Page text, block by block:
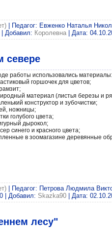
| Педагог: Евженко Наталья
| Добавил: Королевна | Дата:
севере
работы использовались материалы:
горшочек для цветов;
материал (листья березы и
конструктор и зубочистки;
ножницы;
голубого цвета;
дырокол;
синего и красного цвета;
в зоомагазине деревянные
| Педагог: Петрова Людмила
| Добавил: Skazka90 | Дата:
лесу"